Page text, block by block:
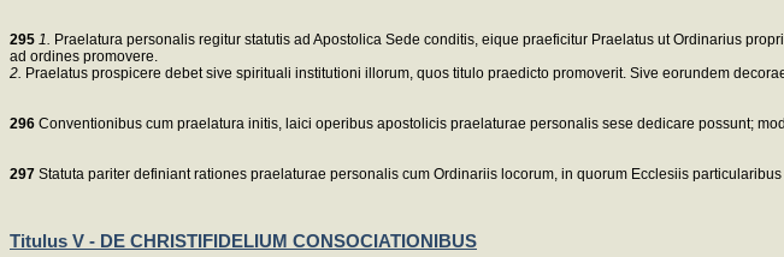
295 1.
Praelatura personalis regitur statutis ad Apostolica Sede conditis, eique praeficitur Praelatus ut Ordinarius
ad ordines promovere.
2. Praelatus prospicere debet sive spirituali institutioni illorum, quos titulo praedicto promoverit. Sive eorundem
296 Conventionibus cum praelatura initis, laici operibus apostolicis praelaturae personalis sese dedicare possunt;
297 Statuta pariter definiant rationes praelaturae personalis cum Ordinariis locorum, in quorum Ecclesiis
Titulus V - DE CHRISTIFIDELIUM CONSOCIATIONIBUS